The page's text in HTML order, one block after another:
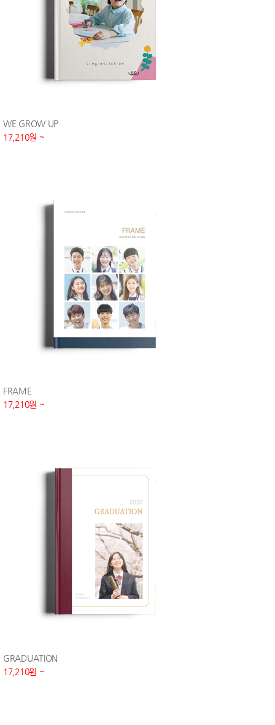
WE GROW UP
17,210원 ~
FRAME
17,210원 ~
GRADUATION
17,210원 ~